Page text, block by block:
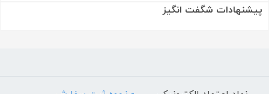
پیشنهادات شگفت انگیز